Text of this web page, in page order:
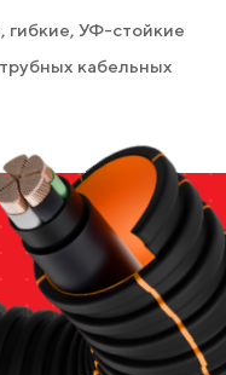
гибкие, УФ-стойкие
кабельных